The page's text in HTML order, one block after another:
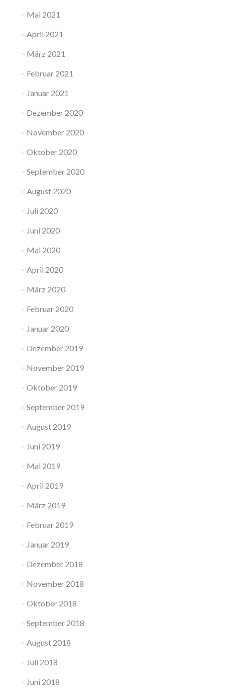
Mai 2021
April 2021
März 2021
Februar 2021
Januar 2021
Dezember 2020
November 2020
Oktober 2020
September 2020
August 2020
Juli 2020
Juni 2020
Mai 2020
April 2020
März 2020
Februar 2020
Januar 2020
Dezember 2019
November 2019
Oktober 2019
September 2019
August 2019
Juni 2019
Mai 2019
April 2019
März 2019
Februar 2019
Januar 2019
Dezember 2018
November 2018
Oktober 2018
September 2018
August 2018
Juli 2018
Juni 2018